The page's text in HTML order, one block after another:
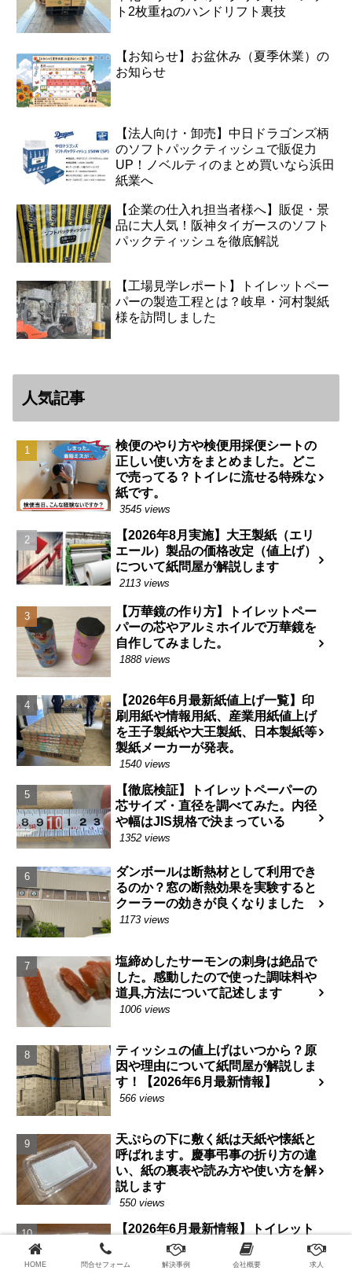
ト2枚重ねのハンドリフト裏技
【お知らせ】お盆休み（夏季休業）の
お知らせ
【法人向け・卸売】中日ドラゴンズ柄
のソフトパックティッシュで販促力
UP！ノベルティのまとめ買いなら浜田
紙業へ
【企業の仕入れ担当者様へ】販促・景
品に大人気！阪神タイガースのソフト
パックティッシュを徹底解説
【工場見学レポート】トイレットペー
パーの製造工程とは？岐阜・河村製紙
様を訪問しました
人気記事
検便のやり方や検便用採便シートの
正しい使い方をまとめました。どこ
で売ってる？トイレに流せる特殊な
紙です。
3545 views
【2026年8月実施】大王製紙（エリ
エール）製品の価格改定（値上げ）
について紙問屋が解説します
2113 views
【万華鏡の作り方】トイレットペー
パーの芯やアルミホイルで万華鏡を
自作してみました。
1888 views
【2026年6月最新紙値上げ一覧】印
刷用紙や情報用紙、産業用紙値上げ
を王子製紙や大王製紙、日本製紙等
製紙メーカーが発表。
1540 views
【徹底検証】トイレットペーパーの
芯サイズ・直径を調べてみた。内径
や幅はJIS規格で決まっている
1352 views
ダンボールは断熱材として利用でき
るのか？窓の断熱効果を実験すると
クーラーの効きが良くなりました
1173 views
塩締めしたサーモンの刺身は絶品で
した。感動したので使った調味料や
道具,方法について記述します
1006 views
ティッシュの値上げはいつから？原
因や理由について紙問屋が解説しま
す！【2026年6月最新情報】
566 views
天ぷらの下に敷く紙は天紙や懐紙と
呼ばれます。慶事弔事の折り方の違
い、紙の裏表や読み方や使い方を解
説します
550 views
【2026年6月最新情報】トイレット
ペーパーの値上げはいつからか？家
庭紙値上げの原因や理由について解
HOME 問合せフォーム 解決事例 会社概要 求人